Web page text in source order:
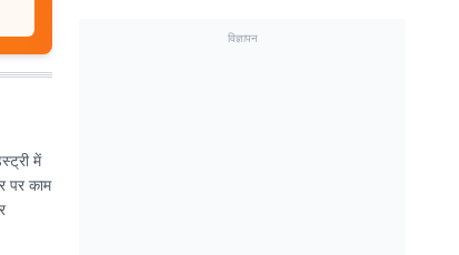
में
पर काम
विज्ञापन